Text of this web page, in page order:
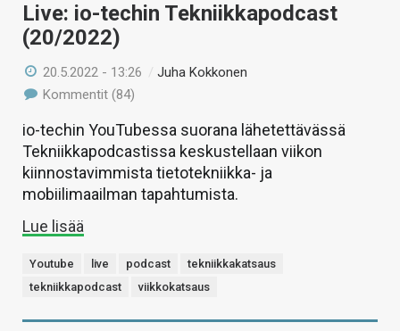
Live: io-techin Tekniikkapodcast
(20/2022)
20.5.2022 - 13:26 /Juha Kokkonen
Kommentit (84)
io-techin YouTubessa suorana lähetettävässä
Tekniikkapodcastissa keskustellaan viikon
kiinnostavimmista tietotekniikka- ja
mobiilimaailman tapahtumista.
Lue lisää
Youtube live podcast
tekniikkakatsaus
tekniikkapodcast
viikkokatsaus